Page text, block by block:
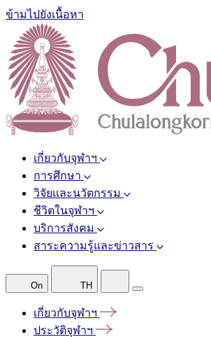
ข้ามไปยังเนื้อหา
เกี่ยวกับจุฬาฯ
การศึกษา
วิจัยและนวัตกรรม
ชีวิตในจุฬาฯ
บริการสังคม
สาระความรู้และข่าวสาร
On TH
เกี่ยวกับจุฬาฯ
ประวัติจุฬาฯ